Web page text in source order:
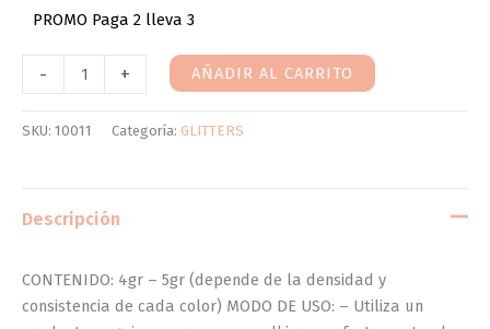
PROMO Paga 2 lleva 3
- + AÑADIR AL CARRITO
SKU: 10011 Categoría: GLITTERS
Descripción
CONTENIDO: 4gr – 5gr (depende de la densidad y
consistencia de cada color) MODO DE USO: – Utiliza un